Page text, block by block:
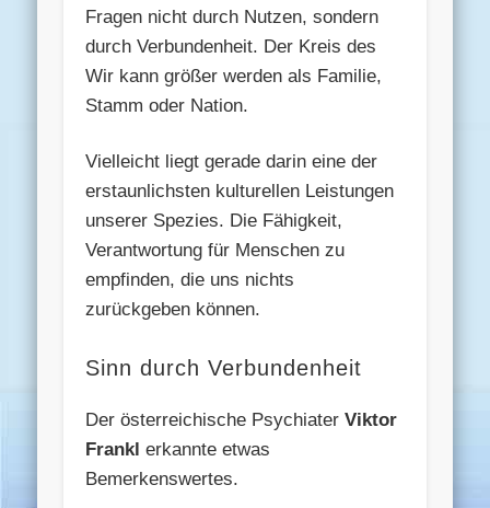
Fragen nicht durch Nutzen, sondern
durch Verbundenheit. Der Kreis des
Wir kann größer werden als Familie,
Stamm oder Nation.
Vielleicht liegt gerade darin eine der
erstaunlichsten kulturellen Leistungen
unserer Spezies. Die Fähigkeit,
Verantwortung für Menschen zu
empfinden, die uns nichts
zurückgeben können.
Sinn durch Verbundenheit
Der österreichische PsychiaterViktor
Frankl erkannte etwas
Bemerkenswertes.